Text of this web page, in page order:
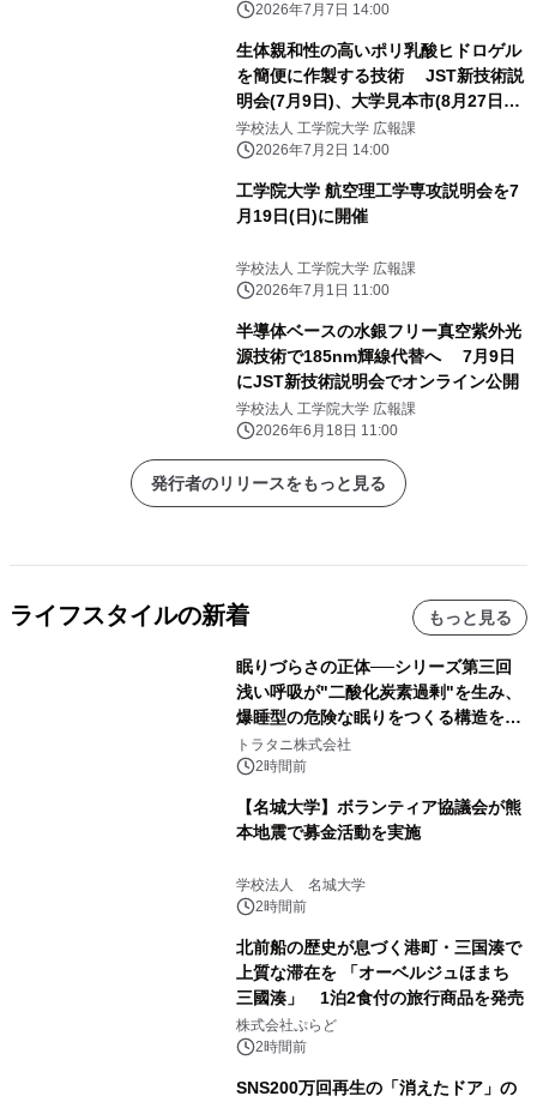
2026年7月7日 14:00
生体親和性の高いポリ乳酸ヒドロゲル
を簡便に作製する技術 JST新技術説
明会(7月9日)、大学見本市(8月27日・
28日)で公開
学校法人 工学院大学 広報課
2026年7月2日 14:00
工学院大学 航空理工学専攻説明会を7
月19日(日)に開催
学校法人 工学院大学 広報課
2026年7月1日 11:00
半導体ベースの水銀フリー真空紫外光
源技術で185nm輝線代替へ 7月9日
にJST新技術説明会でオンライン公開
学校法人 工学院大学 広報課
2026年6月18日 11:00
発行者のリリースをもっと見る
ライフスタイルの新着 もっと見る
眠りづらさの正体──シリーズ第三回
浅い呼吸が"二酸化炭素過剰"を生み、
爆睡型の危険な眠りをつくる構造を解
説
トラタニ株式会社
2時間前
【名城大学】ボランティア協議会が熊
本地震で募金活動を実施
学校法人 名城大学
2時間前
北前船の歴史が息づく港町・三国湊で
上質な滞在を 「オーベルジュほまち
三國湊」 1泊2食付の旅行商品を発売
株式会社ぷらど
2時間前
SNS200万回再生の「消えたドア」の